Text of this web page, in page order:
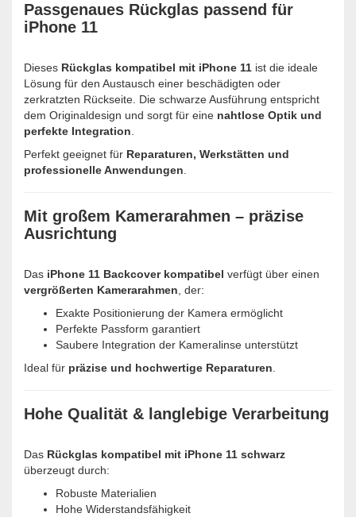
Passgenaues Rückglas passend für
iPhone 11
Dieses Rückglas kompatibel mit iPhone 11 ist die ideale
Lösung für den Austausch einer beschädigten oder
zerkratzten Rückseite. Die schwarze Ausführung entspricht
dem Originaldesign und sorgt für eine nahtlose Optik und
perfekte Integration.
Perfekt geeignet für Reparaturen, Werkstätten und
professionelle Anwendungen.
Mit großem Kamerarahmen – präzise
Ausrichtung
Das iPhone 11 Backcover kompatibel verfügt über einen
vergrößerten Kamerarahmen, der:
Exakte Positionierung der Kamera ermöglicht
Perfekte Passform garantiert
Saubere Integration der Kameralinse unterstützt
Ideal für präzise und hochwertige Reparaturen.
Hohe Qualität & langlebige Verarbeitung
Das Rückglas kompatibel mit iPhone 11 schwarz
überzeugt durch:
Robuste Materialien
Hohe Widerstandsfähigkeit